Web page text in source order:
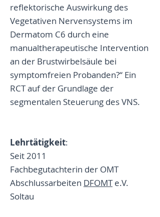
reflektorische Auswirkung des
Vegetativen Nervensystems im
Dermatom C6 durch eine
manualtherapeutische Intervention
an der Brustwirbelsäule bei
symptomfreien Probanden?“ Ein
RCT auf der Grundlage der
segmentalen Steuerung des VNS .
Lehrtätigkeit:
Seit 2011
Fachbegutachterin der OMT
Abschlussarbeiten DFOMTe.V.
Soltau